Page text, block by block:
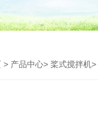
> 产品中心> 桨式搅拌机>